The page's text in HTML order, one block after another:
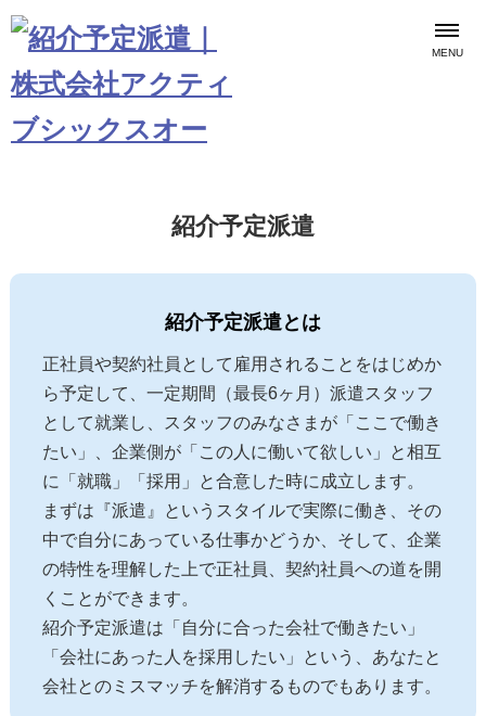
MENU
紹介予定派遣
紹介予定派遣とは
正社員や契約社員として雇用されることをはじめか
ら予定して、一定期間（最長6ヶ月）派遣スタッフ
として就業し、スタッフのみなさまが「ここで働き
たい」、企業側が「この人に働いて欲しい」と相互
に「就職」「採用」と合意した時に成立します。
まずは『派遣』というスタイルで実際に働き、その
中で自分にあっている仕事かどうか、そして、企業
の特性を理解した上で正社員、契約社員への道を開
くことができます。
紹介予定派遣は「自分に合った会社で働きたい」
「会社にあった人を採用したい」という、あなたと
会社とのミスマッチを解消するものでもあります。